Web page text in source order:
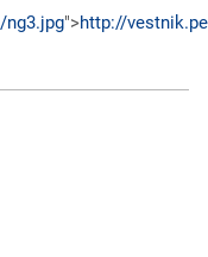
">http://